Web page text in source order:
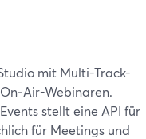
mit Multi-Track-
Webinaren.
stellt eine API für
für Meetings und